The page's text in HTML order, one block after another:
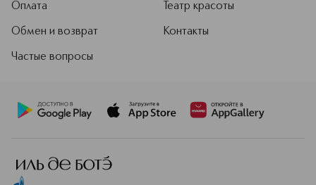
Оплата
Обмен и возврат
Частые вопросы
Театр красоты
Контакты